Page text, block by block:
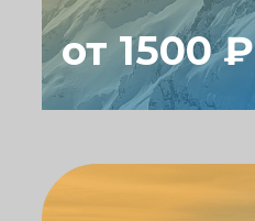
от 1500 ₽